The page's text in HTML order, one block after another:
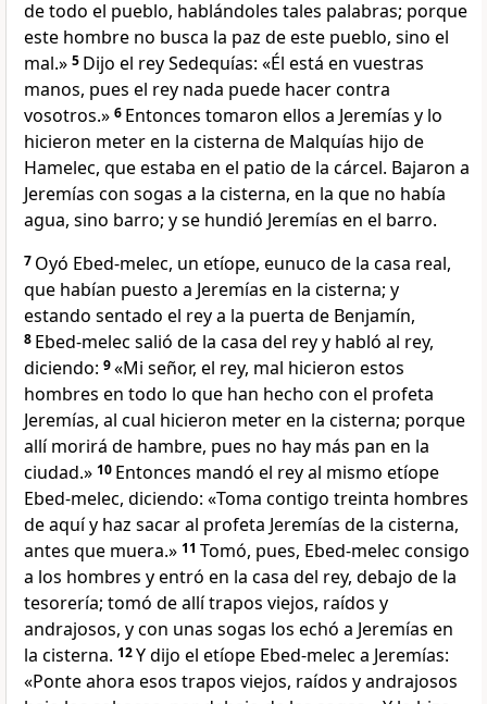
de todo el pueblo, hablándoles tales palabras; porque
este hombre no busca la paz de este pueblo, sino el
mal.» 5 Dijo el rey Sedequías: «Él está en vuestras
manos, pues el rey nada puede hacer contra
vosotros.» 6 Entonces tomaron ellos a Jeremías y lo
hicieron meter en la cisterna de Malquías hijo de
Hamelec, que estaba en el patio de la cárcel. Bajaron a
Jeremías con sogas a la cisterna, en la que no había
agua, sino barro; y se hundió Jeremías en el barro.
7 Oyó Ebed-melec, un etíope, eunuco de la casa real,
que habían puesto a Jeremías en la cisterna; y
estando sentado el rey a la puerta de Benjamín,
8 Ebed-melec salió de la casa del rey y habló al rey,
diciendo: 9«Mi señor, el rey, mal hicieron estos
hombres en todo lo que han hecho con el profeta
Jeremías, al cual hicieron meter en la cisterna; porque
allí morirá de hambre, pues no hay más pan en la
ciudad.» 10 Entonces mandó el rey al mismo etíope
Ebed-melec, diciendo: «Toma contigo treinta hombres
de aquí y haz sacar al profeta Jeremías de la cisterna,
antes que muera.» 11 Tomó, pues, Ebed-melec consigo
a los hombres y entró en la casa del rey, debajo de la
tesorería; tomó de allí trapos viejos, raídos y
andrajosos, y con unas sogas los echó a Jeremías en
la cisterna. 12Y dijo el etíope Ebed-melec a Jeremías:
«Ponte ahora esos trapos viejos, raídos y andrajosos